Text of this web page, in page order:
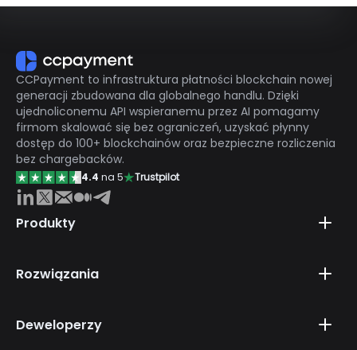
CCPayment to infrastruktura płatności blockchain nowej
generacji zbudowana dla globalnego handlu. Dzięki
ujednoliconemu API wspieranemu przez AI pomagamy
firmom skalować się bez ograniczeń, uzyskać płynny
dostęp do 100+ blockchainów oraz bezpieczne rozliczenia
bez chargebacków.
4.4 na 5 Trustpilot
Produkty
Rozwiązania
Deweloperzy